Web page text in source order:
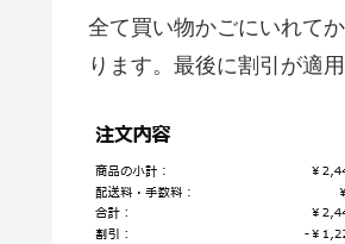
全て買い物かごにいれて
ります。最後に割引が適